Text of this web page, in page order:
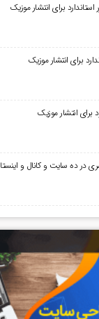
استاندارد برای انتشار موزیک
برای انتشار موزیک
برای انتشار موزیک
در ده سایت و کانال و اینستا